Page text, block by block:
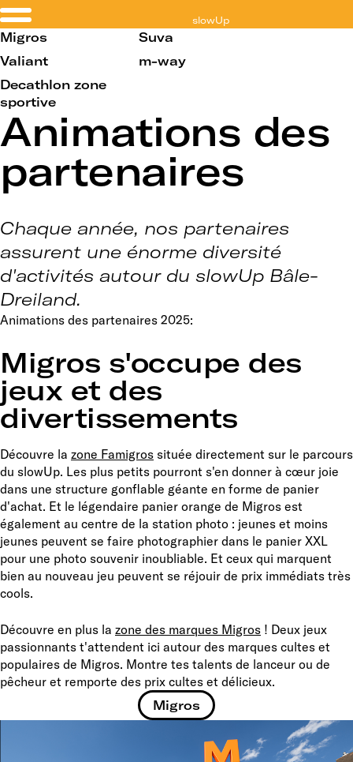
slowUp
Migros
Suva
Valiant
m-way
Decathlon zone
sportive
Animations des
partenaires
Chaque année, nos partenaires
assurent une énorme diversité
d'activités autour du slowUp Bâle-
Dreiland.
Animations des partenaires 2025:
Migros s'occupe des
jeux et des
divertissements
Découvre la zone Famigros située directement sur le parcours
du slowUp. Les plus petits pourront s'en donner à cœur joie
dans une structure gonflable géante en forme de panier
d'achat. Et le légendaire panier orange de Migros est
également au centre de la station photo : jeunes et moins
jeunes peuvent se faire photographier dans le panier XXL
pour une photo souvenir inoubliable. Et ceux qui marquent
bien au nouveau jeu peuvent se réjouir de prix immédiats très
cools.
Découvre en plus la zone des marques Migros ! Deux jeux
passionnants t'attendent ici autour des marques cultes et
populaires de Migros. Montre tes talents de lanceur ou de
pêcheur et remporte des prix cultes et délicieux.
Migros